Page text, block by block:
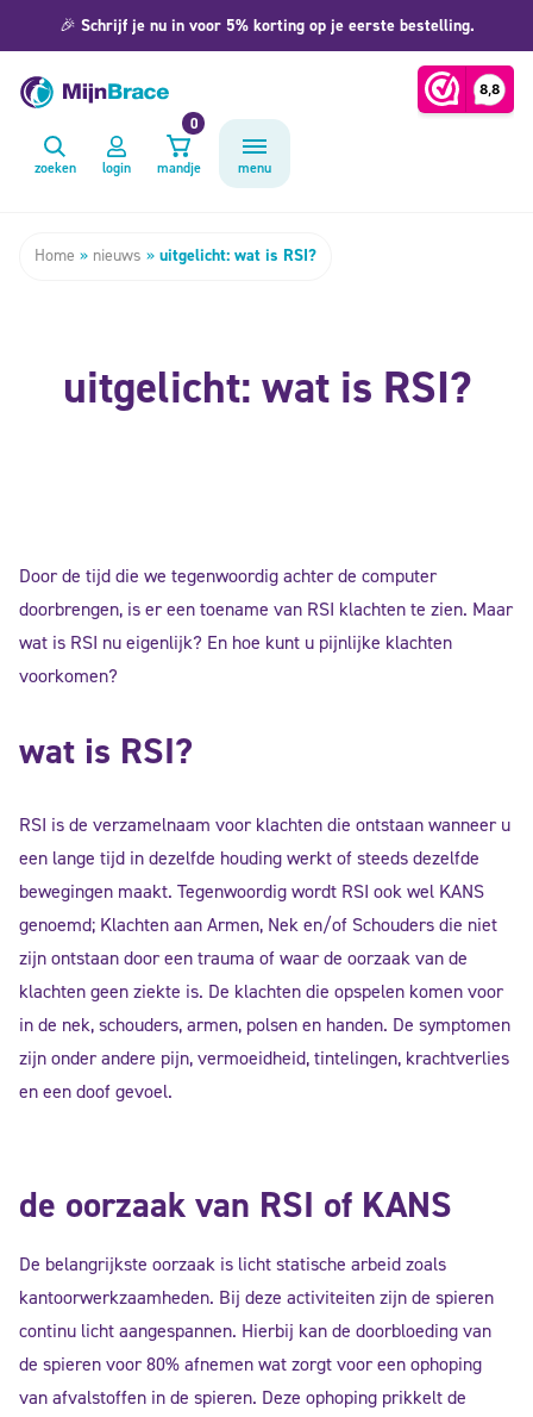
🎉 Schrijf je nu in voor 5% korting op je eerste bestelling.
zoeken login mandje
0
menu
Home » nieuws » uitgelicht: wat is RSI?
uitgelicht: wat is RSI?
Door de tijd die we tegenwoordig achter de computer
doorbrengen, is er een toename van RSI klachten te zien. Maar
wat is RSI nu eigenlijk? En hoe kunt u pijnlijke klachten
voorkomen?
wat is RSI?
RSI is de verzamelnaam voor klachten die ontstaan wanneer u
een lange tijd in dezelfde houding werkt of steeds dezelfde
bewegingen maakt. Tegenwoordig wordt RSI ook wel KANS
genoemd; Klachten aan Armen, Nek en/of Schouders die niet
zijn ontstaan door een trauma of waar de oorzaak van de
klachten geen ziekte is. De klachten die opspelen komen voor
in de nek, schouders, armen, polsen en handen. De symptomen
zijn onder andere pijn, vermoeidheid, tintelingen, krachtverlies
en een doof gevoel.
de oorzaak van RSI of KANS
De belangrijkste oorzaak is licht statische arbeid zoals
kantoorwerkzaamheden. Bij deze activiteiten zijn de spieren
continu licht aangespannen. Hierbij kan de doorbloeding van
de spieren voor 80% afnemen wat zorgt voor een ophoping
van afvalstoffen in de spieren. Deze ophoping prikkelt de